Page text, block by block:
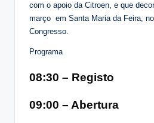
com o apoio da Citroen, e que
março em Santa Maria da Feira,
Congresso.
Programa
08:30 – Registo
09:00 – Abertura